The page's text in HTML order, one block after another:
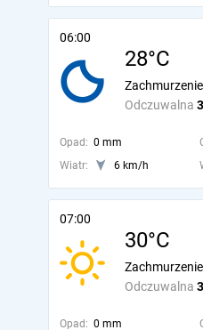
06:00
28°C
Odczuwalna
Opad: 0 mm
Wiatr:
6 km/h
07:00
30°C
Odczuwalna
Opad: 0 mm